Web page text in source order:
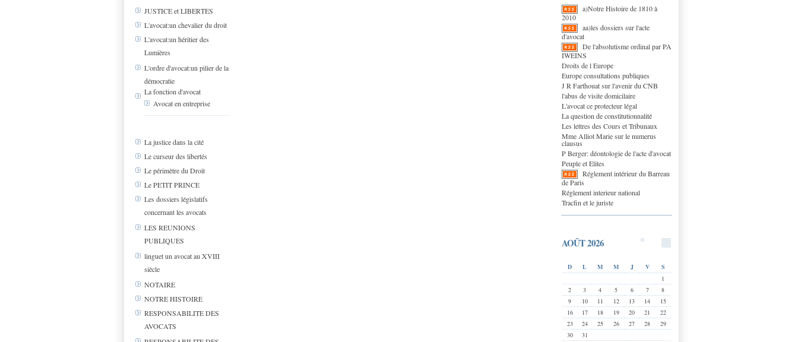
JUSTICE et LIBERTES
L'avocat:un chevalier du droit
L'avocat:un héritier des
Lumières
L'ordre d'avocat:un pilier de la
démocratie
La fonction d'avocat
Avocat en entreprise
La justice dans la cité
Le curseur des libertés
Le périmètre du Droit
Le PETIT PRINCE
Les dossiers législatifs
concernant les avocats
LES REUNIONS
PUBLIQUES
linguet un avocat au XVIII
siècle
NOTAIRE
NOTRE HISTOIRE
RESPONSABILITE DES
AVOCATS
a)Notre Histoire de 1810 à
2010
aa)les dossiers sur l'acte
d'avocat
De l'absolutisme ordinal par PA
IWEINS
Droits de l Europe
Europe consultations publiques
J R Farthouat sur l'avenir du CNB
l'abus de visite domicilaire
L'avocat ce protecteur légal
La question de constitutionnalité
Les lettres des Cours et Tribunaux
Mme Alliot Marie sur le numerus
clausus
P Berger: déontologie de l'acte d'avocat
Peuple et Elites
Réglement intérieur du Barreau
de Paris
Réglement interieur national
Tracfin et le juriste
AOÛT 2026
D L M M J V
S
1
2
3 4 5 6 7
8
9
10 11 12 13 14
15
16
17 18 19 20 21
22
23
24 25 26 27 28
29
30
31